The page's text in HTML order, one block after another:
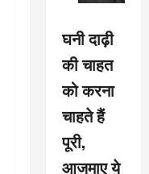
घनी दाढ़ी
की चाहत
को करना
चाहते हैं
पूरी,
आजमाए ये